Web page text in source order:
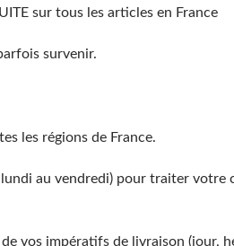
sur tous les articles en France
survenir.
les régions de France.
au vendredi) pour traiter
vos impératifs de livraison